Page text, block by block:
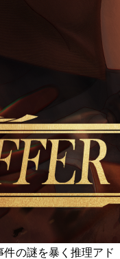
の謎を暴く推理アド